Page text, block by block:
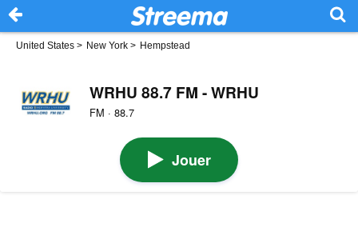
United States > New York > Hempstead
WRHU 88.7 FM - WRHU
FM · 88.7
Jouer